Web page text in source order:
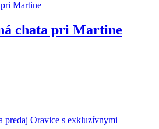
chata pri Martine